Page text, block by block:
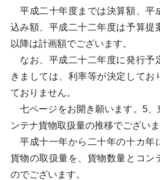
平成二十年度までは決算額、平
込み額、平成二十二年度は予算提
以降は計画額でございます。
なお、平成二十二年度に発行予
きましては、利率等が決定してお
ておりません。
七ページをお開き願います。5、
ンテナ貨物取扱量の推移でございま
平成十一年から二十年の十カ年
貨物の取扱量を、貨物数量とコン
のでございます。